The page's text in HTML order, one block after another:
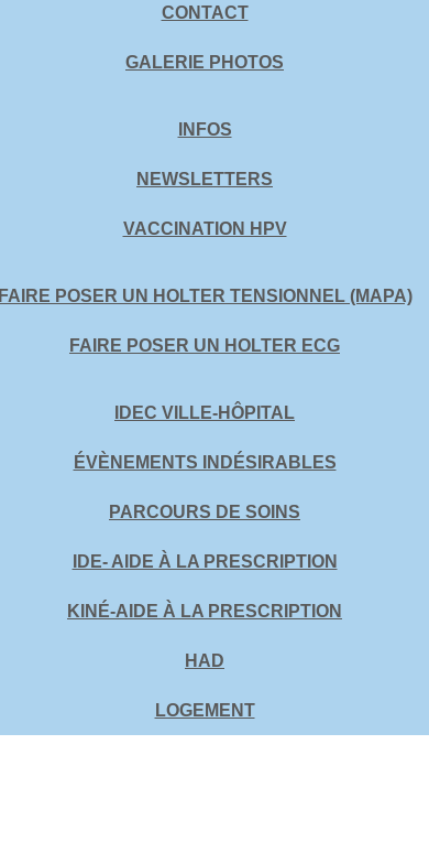
CONTACT
GALERIE PHOTOS
INFOS
NEWSLETTERS
VACCINATION HPV
FAIRE POSER UN HOLTER TENSIONNEL (MAPA)
FAIRE POSER UN HOLTER ECG
IDEC VILLE-HÔPITAL
ÉVÈNEMENTS INDÉSIRABLES
PARCOURS DE SOINS
IDE- AIDE À LA PRESCRIPTION
KINÉ-AIDE À LA PRESCRIPTION
HAD
LOGEMENT